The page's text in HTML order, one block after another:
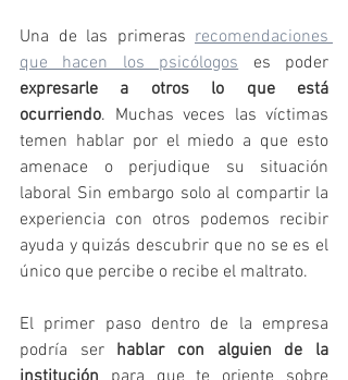
Una de las primeras recomendaciones
que hacen los psicólogos
expresarle a otros lo que está
ocurriendo. Muchas veces las víctimas
temen hablar por el miedo a que esto
amenace o perjudique su situación
laboral Sin embargo solo al compartir la
experiencia con otros podemos recibir
ayuda y quizás descubrir que no se es el
único que percibe o recibe el maltrato.
El primer paso dentro de la empresa
podría ser hablar con alguien de la